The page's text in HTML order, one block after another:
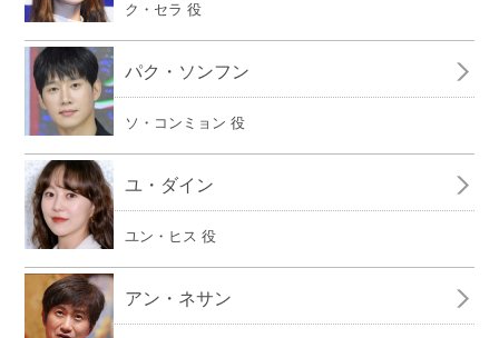
ク・セラ 役
パク・ソンフン
ソ・コンミョン 役
ユ・ダイン
ユン・ヒス 役
アン・ネサン